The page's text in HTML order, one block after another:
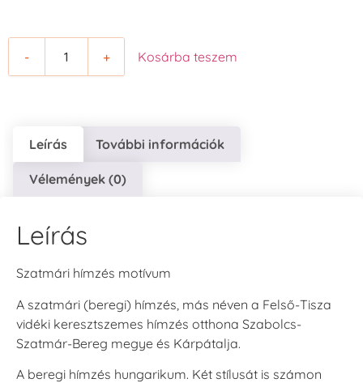
- + Kosárba teszem
Leírás További információk
Vélemények (0)
Leírás
Szatmári hímzés motívum
A szatmári (beregi) hímzés, más néven a Felső-Tisza
vidéki keresztszemes hímzés otthona Szabolcs-
Szatmár-Bereg megye és Kárpátalja.
A beregi hímzés hungarikum. Két stílusát is számon